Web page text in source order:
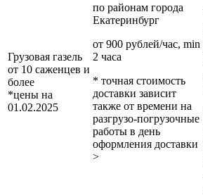
Грузовая газель
от 10 саженцев и
более
*цены на
01.02.2025
по районам города
Екатеринбург
от 900 рублей/час, min
2 часа
* точная стоимость
доставки зависит
также от времени на
разгрузо-погрузочные
работы в день
оформления доставки
>